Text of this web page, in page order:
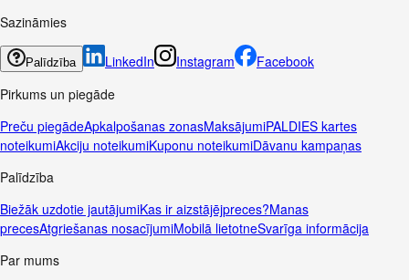
Sazināmies
Palīdzība LinkedIn Instagram
Facebook
Pirkums un piegāde
Preču piegādeApkalpošanas zonasMaksājumiPALDIES kartes
noteikumiAkciju noteikumiKuponu noteikumiDāvanu kampaņas
Palīdzība
Biežāk uzdotie jautājumiKas ir aizstājējpreces?Manas
precesAtgriešanas nosacījumiMobilā lietotneSvarīga informācija
Par mums